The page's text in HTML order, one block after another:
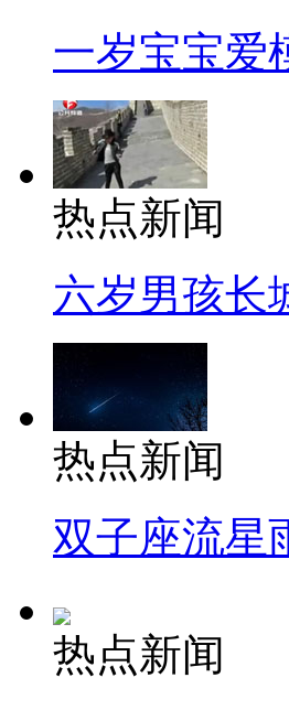
一岁宝宝爱
热点新闻
六岁男孩长
热点新闻
双子座流星
热点新闻